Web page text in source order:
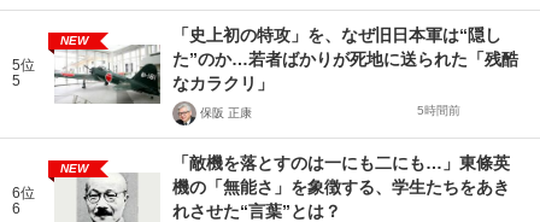
5位
5
NEW
「史上初の特攻」を、なぜ旧日本軍は“隠し
た”のか…若者ばかりが死地に送られた「残酷
なカラクリ」
保阪 正康 5時間前
6位
6
NEW
「敵機を落とすのは一にも二にも…」東條英
機の「無能さ」を象徴する、学生たちをあき
れさせた“言葉”とは？